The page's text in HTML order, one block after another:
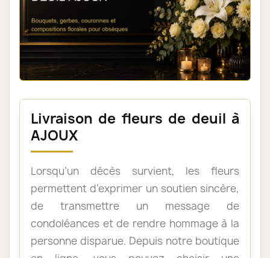
Livraison de fleurs de deuil à
AJOUX
Lorsqu’un décès survient, les fleurs
permettent d’exprimer un soutien sincère,
de transmettre un message de
condoléances et de rendre hommage à la
personne disparue. Depuis notre boutique